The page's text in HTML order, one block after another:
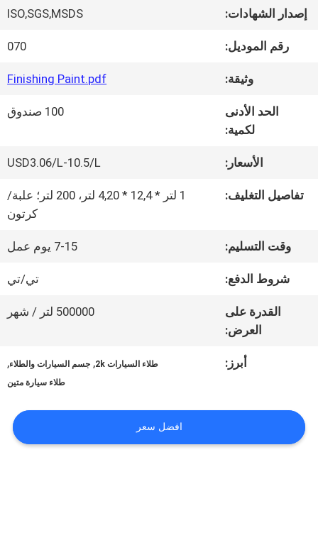
حول
المعمل
الجودة
طلب
إصدار الشهادات: ISO,SGS,MSDS
رقم الموديل: 070
وثيقة: Finishing Paint.pdf
الحد الأدنى
لكمية:
100 صندوق
الأسعار: USD3.06/L-10.5/L
تفاصيل التغليف:
1 لتر * 12,4 * 4,20 لتر، 200 لتر؛ علبة/
كرتون
وقت التسليم: 7-15 يوم عمل
شروط الدفع: تي/تي
القدرة على
العرض:
500000 لتر / شهر
أبرز: طلاء السيارات 2k , جسم السيارات والطلاء,
طلاء سيارة متين
افضل سعر